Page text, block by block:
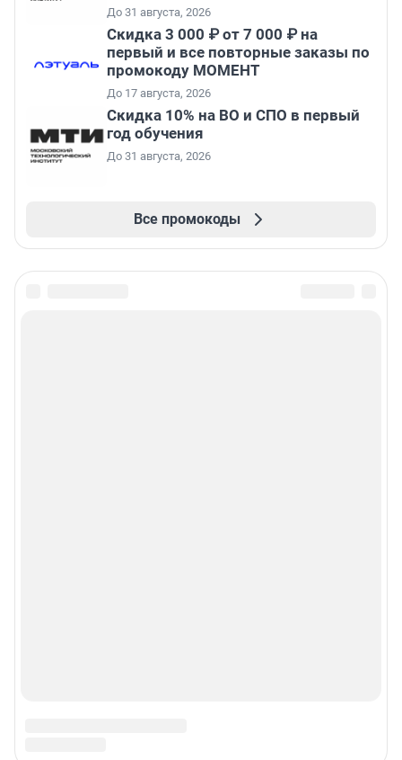
До 31 августа, 2026
Скидка 3 000 ₽ от 7 000 ₽ на
первый и все повторные заказы по
промокоду МОМЕНТ
До 17 августа, 2026
Скидка 10% на ВО и СПО в первый
год обучения
До 31 августа, 2026
Все промокоды